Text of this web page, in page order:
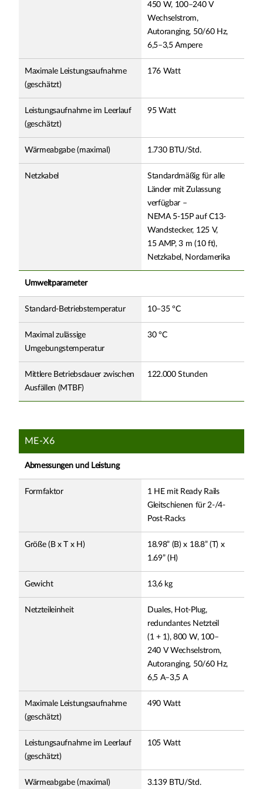
450 W, 100–240 V
Wechselstrom,
Autoranging, 50/60 Hz,
6,5–3,5 Ampere
Maximale Leistungsaufnahme
(geschätzt)
176 Watt
Leistungsaufnahme im Leerlauf
(geschätzt)
95 Watt
Wärmeabgabe (maximal) 1.730 BTU/Std.
Netzkabel
Standardmäßig für alle
Länder mit Zulassung
verfügbar –
NEMA 5-15P auf C13-
Wandstecker, 125 V,
15 AMP, 3 m (10 ft),
Netzkabel, Nordamerika
Umweltparameter
Standard-Betriebstemperatur 10–35 °C
Maximal zulässige
Umgebungstemperatur
30 °C
Mittlere Betriebsdauer zwischen
Ausfällen (MTBF)
122.000 Stunden
ME-X6
Abmessungen und Leistung
Formfaktor
1 HE mit Ready Rails
Gleitschienen für 2-/4-
Post-Racks
Größe (B x T x H)
18.98” (B) x 18.8” (T) x
1.69” (H)
Gewicht 13,6 kg
Netzteileinheit
Duales, Hot-Plug,
redundantes Netzteil
(1 + 1), 800 W, 100–
240 V Wechselstrom,
Autoranging, 50/60 Hz,
6,5 A–3,5 A
Maximale Leistungsaufnahme
(geschätzt)
490 Watt
Leistungsaufnahme im Leerlauf
(geschätzt)
105 Watt
Wärmeabgabe (maximal) 3.139 BTU/Std.